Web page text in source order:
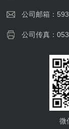
公司邮箱：
公司传真：
微